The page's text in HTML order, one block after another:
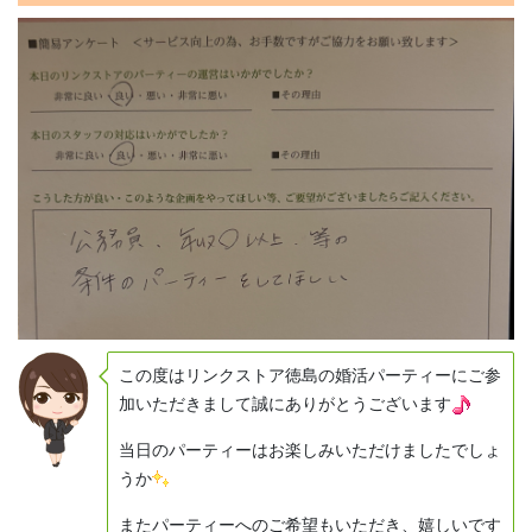
この度はリンクストア徳島の婚活パーティーにご参
加いただきまして誠にありがとうございます
当日のパーティーはお楽しみいただけましたでしょ
うか
またパーティーへのご希望もいただき、嬉しいです